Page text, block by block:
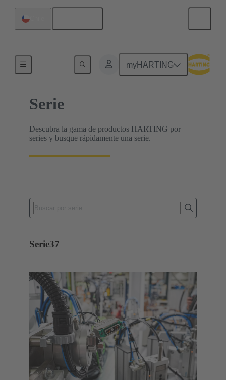
myHARTING
Serie
Descubra la gama de productos HARTING por
series y busque rápidamente una serie.
Serie37